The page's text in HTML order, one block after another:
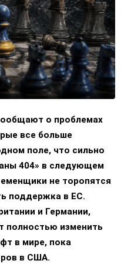
о проблемах
все больше
поле, что сильно
404» в следующем
не торопятся
поддержка в ЕС.
и Германии,
полностью изменить
в мире, пока
в США.